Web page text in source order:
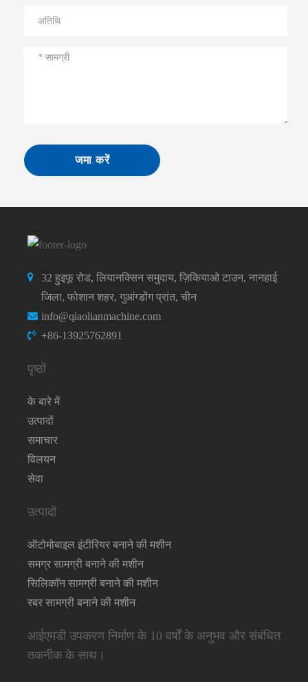
जमा करें
32 हुइफू रोड, लियानक्सिन समुदाय, ज़िकियाओ टाउन, नानहाई
जिला, फोशान शहर, गुआंग्डोंग प्रांत, चीन
info@qiaolianmachine.com
+86-13925762891
पृष्ठों
के बारे में
उत्पादों
समाचार
विलयन
सेवा
उत्पादों
ऑटोमोबाइल इंटीरियर बनाने की मशीन
समग्र सामग्री बनाने की मशीन
सिलिकॉन सामग्री बनाने की मशीन
रबर सामग्री बनाने की मशीन
आईएमडी उपकरण निर्माण के 10 वर्षों के अनुभव और संबंधित
तकनीक के साथ।